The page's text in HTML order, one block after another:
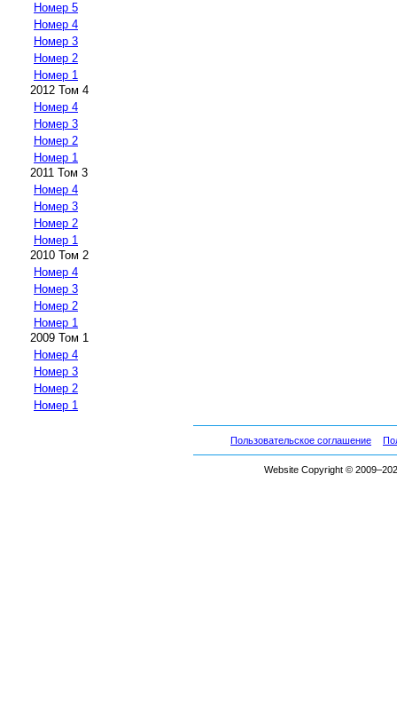
Номер 5
Номер 4
Номер 3
Номер 2
Номер 1
2012 Том 4
Номер 4
Номер 3
Номер 2
Номер 1
2011 Том 3
Номер 4
Номер 3
Номер 2
Номер 1
2010 Том 2
Номер 4
Номер 3
Номер 2
Номер 1
2009 Том 1
Номер 4
Номер 3
Номер 2
Номер 1
Пользовательское соглашение
Website Copyright ©